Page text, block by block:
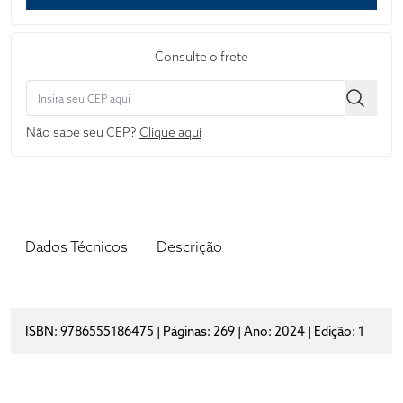
Consulte o frete
Não sabe seu CEP? Clique aqui
Dados Técnicos Descrição
ISBN: 9786555186475 | Páginas: 269 | Ano: 2024 | Edição: 1